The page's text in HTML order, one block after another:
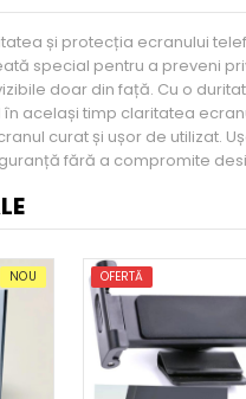
și protecția ecranului
special pentru a preveni
doar din față. Cu o
același timp claritatea
curat și ușor de utilizat.
fără a compromite
NOU OFERTĂ